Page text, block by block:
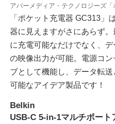
アバーメディア・テクノロジーズ「
「ポケット充電器 GC313」
器に見えますがさにあらず
に充電可能なだけでなく、
の映像出力が可能。電源コ
ブとして機能し、データ転
可能なアイデア製品です！
Belkin
USB-C 5-in-1マルチポート